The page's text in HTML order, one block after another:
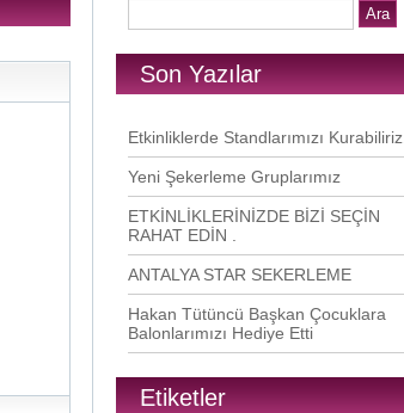
Son Yazılar
Etkinliklerde Standlarımızı Kurabiliriz.
Yeni Şekerleme Gruplarımız
ETKİNLİKLERİNİZDE BİZİ SEÇİN
RAHAT EDİN .
ANTALYA STAR SEKERLEME
Hakan Tütüncü Başkan Çocuklara
Balonlarımızı Hediye Etti
Etiketler